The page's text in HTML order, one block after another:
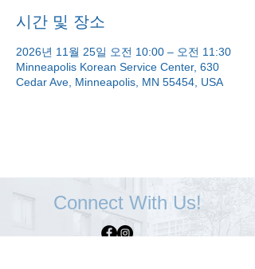
시간 및 장소
2026년 11월 25일 오전 10:00 – 오전 11:30
Minneapolis Korean Service Center, 630
Cedar Ave, Minneapolis, MN 55454, USA
Connect With Us!